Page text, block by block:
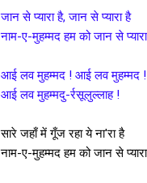
जान से प्यारा है, जान से प्यारा है
नाम-ए-मुहम्मद हम को जान से
आई लव मुहम्मद ! आई लव मुहम्मद !
आई लव मुहम्मदु-र्रसूलुल्लाह !
सारे जहाँ में गूँज रहा ये ना'रा है
नाम-ए-मुहम्मद हम को जान से